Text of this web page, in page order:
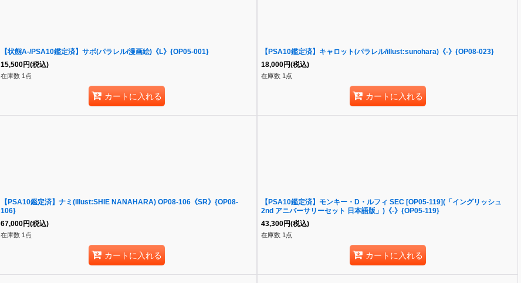
【状態A-/PSA10鑑定済】サボ(パラレル/漫画絵)《L》{OP05-001}
15,500円(税込)
在庫数 1点
カートに入れる
【PSA10鑑定済】キャロット(パラレル/illust:sunohara)《-》{OP08-023}
18,000円(税込)
在庫数 1点
カートに入れる
【PSA10鑑定済】ナミ(illust:SHIE NANAHARA) OP08-106《SR》{OP08-
106}
67,000円(税込)
在庫数 1点
カートに入れる
【PSA10鑑定済】モンキー・D・ルフィ SEC [OP05-119](「イングリッシュ
2nd アニバーサリーセット 日本語版」)《-》{OP05-119}
43,300円(税込)
在庫数 1点
カートに入れる